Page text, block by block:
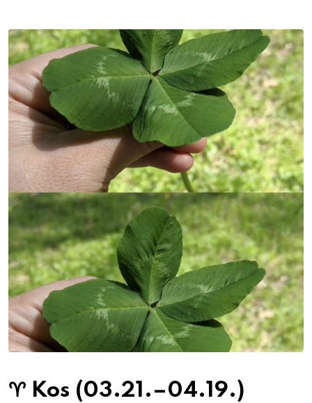
Email
♈ Kos (03.21.–04.19.)